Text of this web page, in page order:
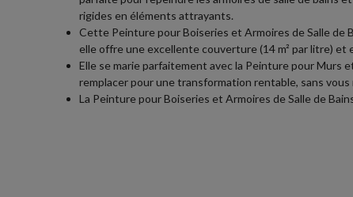
rigides en éléments attrayants.
Cette Peinture pour Boiseries et Armoires de Salle
elle offre une excellente couverture (14 m² par litre)
Elle se marie parfaitement avec la Peinture pour Murs
remplacer pour une transformation rentable, sans
La Peinture pour Boiseries et Armoires de Salle de